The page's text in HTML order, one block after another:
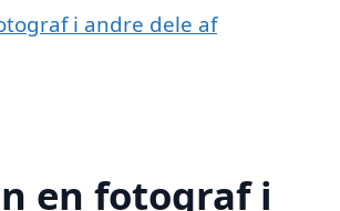
i andre dele af
en fotograf i